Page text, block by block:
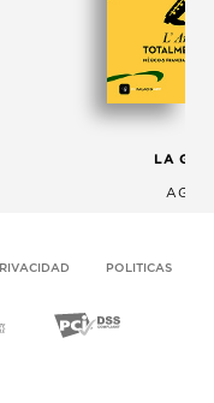
LA
POLITICAS